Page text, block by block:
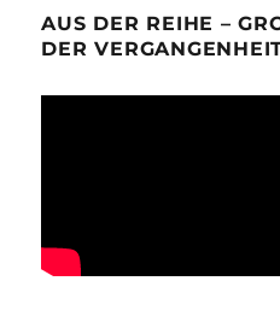
AUS DER REIHE –
ER